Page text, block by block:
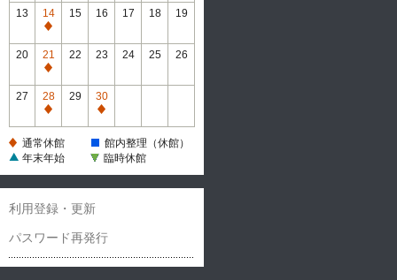
常
休
館
13
14
通
常
休
館
15 16 17 18 19
20
21
通
常
休
館
22 23 24 25 26
27
28
通
休
29
30
通
休
通常休館
館内整理（休館）
年末年始
臨時休館
利用登録・更新
パスワード再発行